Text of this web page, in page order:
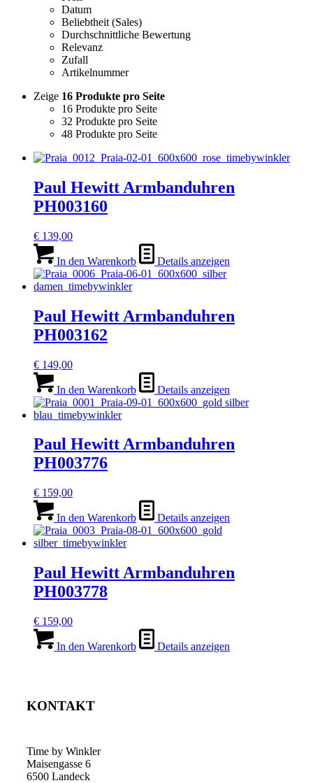
Datum
Beliebtheit (Sales)
Durchschnittliche Bewertung
Relevanz
Zufall
Artikelnummer
Zeige 16 Produkte pro Seite
16 Produkte pro Seite
32 Produkte pro Seite
48 Produkte pro Seite
Paul Hewitt Armbanduhren
PH003160
€ 139,00
In den Warenkorb Details anzeigen
Paul Hewitt Armbanduhren
PH003162
€ 149,00
In den Warenkorb Details anzeigen
Paul Hewitt Armbanduhren
PH003776
€ 159,00
In den Warenkorb Details anzeigen
Paul Hewitt Armbanduhren
PH003778
€ 159,00
In den Warenkorb Details anzeigen
KONTAKT
Time by Winkler
Maisengasse 6
6500 Landeck